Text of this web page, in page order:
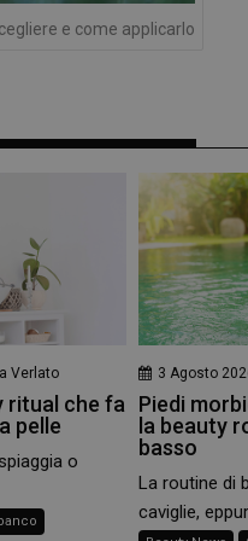
e come applicarlo
Verlato
ritual che fa
pelle
o
3 Agosto
Piedi
la beauty
basso
La routine di
caviglie,
NOME
_ga_YJ0035S3E9